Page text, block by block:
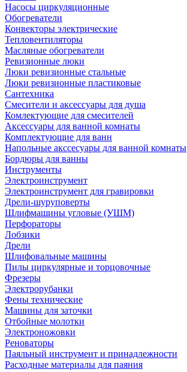
Насосы циркуляционные
Обогреватели
Конвекторы электрические
Тепловентиляторы
Масляные обогреватели
Ревизионные люки
Люки ревизионные стальные
Люки ревизионные пластиковые
Сантехника
Смесители и аксессуары для душа
Комлектующие для смесителей
Аксессуары для ванной комнаты
Комплектующие для ванн
Напольные акссесуары для ванной комнаты
Бордюры для ванны
Инструменты
Электроинструмент
Электроинструмент для гравировки
Дрели-шуруповерты
Шлифмашины угловые (УШМ)
Перфораторы
Лобзики
Дрели
Шлифовальные машины
Пилы циркулярные и торцовочные
Фрезеры
Электрорубанки
Фены технические
Машины для заточки
Отбойные молотки
Электроножовки
Реноваторы
Паяльный инструмент и принадлежности
Расходные материалы для паяния